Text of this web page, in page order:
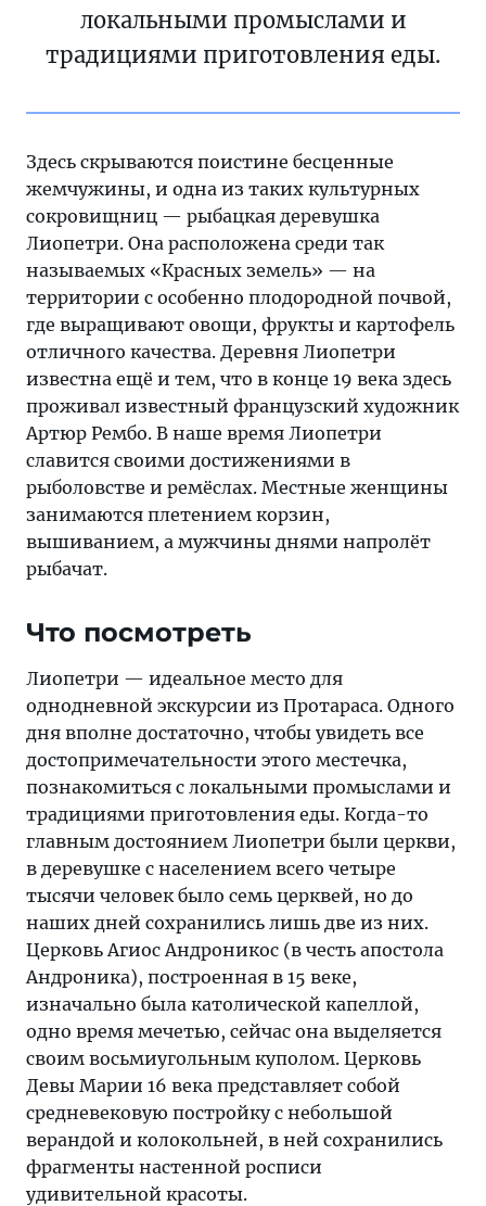
локальными промыслами и
традициями приготовления еды.
Здесь скрываются поистине бесценные
жемчужины, и одна из таких культурных
сокровищниц — рыбацкая деревушка
Лиопетри. Она расположена среди так
называемых «Красных земель» — на
территории с особенно плодородной почвой,
где выращивают овощи, фрукты и картофель
отличного качества. Деревня Лиопетри
известна ещё и тем, что в конце 19 века здесь
проживал известный французский художник
Артюр Рембо. В наше время Лиопетри
славится своими достижениями в
рыболовстве и ремёслах. Местные женщины
занимаются плетением корзин,
вышиванием, а мужчины днями напролёт
рыбачат.
Что посмотреть
Лиопетри — идеальное место для
однодневной экскурсии из Протараса. Одного
дня вполне достаточно, чтобы увидеть все
достопримечательности этого местечка,
познакомиться с локальными промыслами и
традициями приготовления еды. Когда-то
главным достоянием Лиопетри были церкви,
в деревушке с населением всего четыре
тысячи человек было семь церквей, но до
наших дней сохранились лишь две из них.
Церковь Агиос Андроникос (в честь апостола
Андроника), построенная в 15 веке,
изначально была католической капеллой,
одно время мечетью, сейчас она выделяется
своим восьмиугольным куполом. Церковь
Девы Марии 16 века представляет собой
средневековую постройку с небольшой
верандой и колокольней, в ней сохранились
фрагменты настенной росписи
удивительной красоты.